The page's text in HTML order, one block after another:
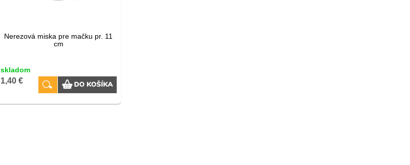
Nerezová miska pre mačku pr. 11
cm
skladom
1,40 €